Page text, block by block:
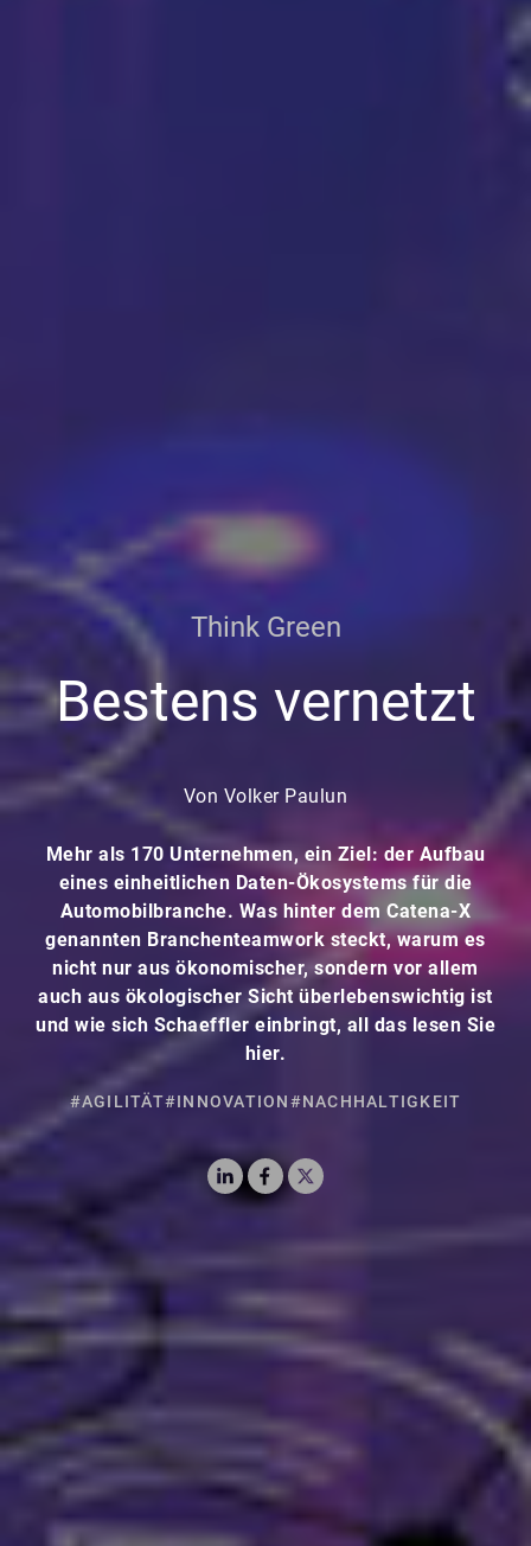
Think Green
Bestens vernetzt
Von Volker Paulun
Mehr als 170 Unternehmen, ein Ziel: der Aufbau
eines einheitlichen Daten-Ökosystems für die
Automobilbranche. Was hinter dem Catena-X
genannten Branchenteamwork steckt, warum es
nicht nur aus ökonomischer, sondern vor allem
auch aus ökologischer Sicht überlebenswichtig ist
und wie sich Schaeffler einbringt, all das lesen Sie
hier.
#AGILITÄT#INNOVATION#NACHHALTIGKEIT
LinkedInFacebook
X